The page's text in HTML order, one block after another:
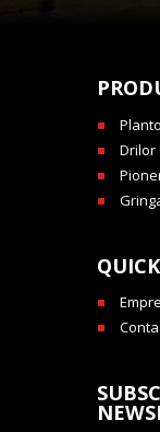
Drilor